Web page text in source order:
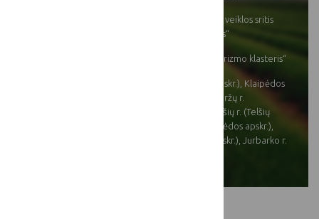
SP techninės paramos veiklos sritis
„Lietuvos kaimo tinklas“
Asociacija „Pamario turizmo klasteris“
Vilniaus m. (Vilniaus apskr.), Klaipėdos
r. (Klaipėdos apskr.), Biržų r.
(Panevėžio apskr.), Telšių r. (Telšių
apskr.), Šilutės r. (Klaipėdos apskr.),
Anykščių r. (Utenos apskr.), Jurbarko r.